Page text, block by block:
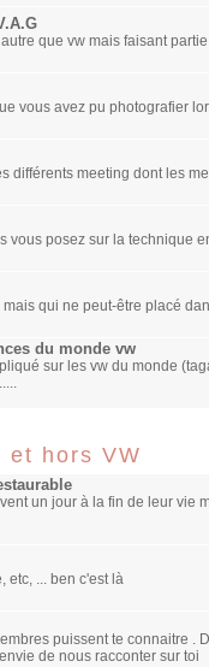
que vw mais faisant
vous avez pu photografier
différents meeting dont les
vous posez sur la technique
qui ne peut-être placé
du monde vw
sur les vw du monde
et hors VW
un jour à la fin de leur vie
etc, ... ben c'est là
puissent te connaitre
de nous racconter sur toi